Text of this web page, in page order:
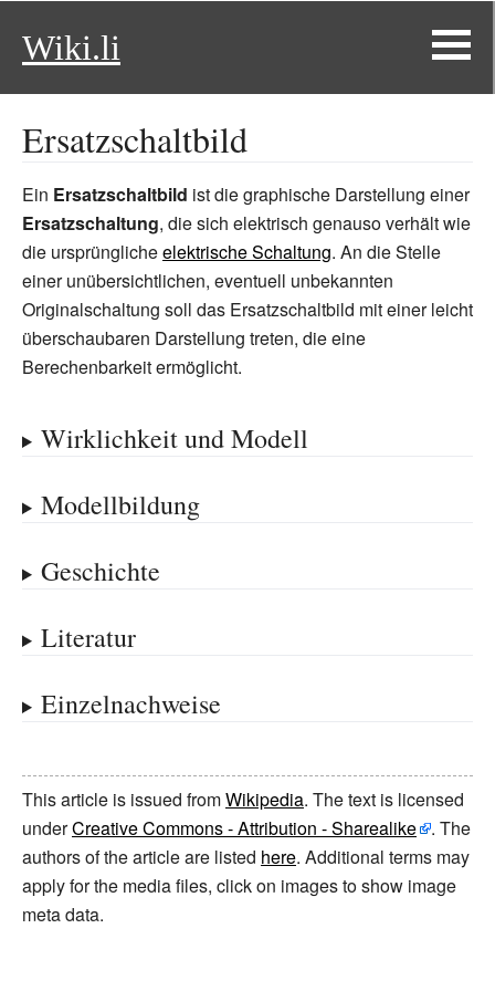
Wiki.li
Ersatzschaltbild
Ein Ersatzschaltbild ist die graphische Darstellung einer
Ersatzschaltung, die sich elektrisch genauso verhält wie
die ursprünglicheelektrische Schaltung. An die Stelle
einer unübersichtlichen, eventuell unbekannten
Originalschaltung soll das Ersatzschaltbild mit einer leicht
überschaubaren Darstellung treten, die eine
Berechenbarkeit ermöglicht.
Wirklichkeit und Modell
Modellbildung
Geschichte
Literatur
Einzelnachweise
This article is issued fromWikipedia. The text is licensed
underCreative Commons - Attribution - Sharealike
. The
authors of the article are listed here. Additional terms may
apply for the media files, click on images to show image
meta data.